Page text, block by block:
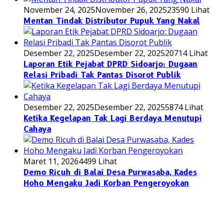
November 24, 2025November 26, 202523590 Lihat
Mentan Tindak Distributor Pupuk Yang Nakal
Desember 22, 2025Desember 22, 202520714 Lihat
Laporan Etik Pejabat DPRD Sidoarjo: Dugaan
Relasi Pribadi Tak Pantas Disorot Publik
Desember 22, 2025Desember 22, 20255874 Lihat
Ketika Kegelapan Tak Lagi Berdaya Menutupi
Cahaya
Maret 11, 20264499 Lihat
Demo Ricuh di Balai Desa Purwasaba, Kades
Hoho Mengaku Jadi Korban Pengeroyokan